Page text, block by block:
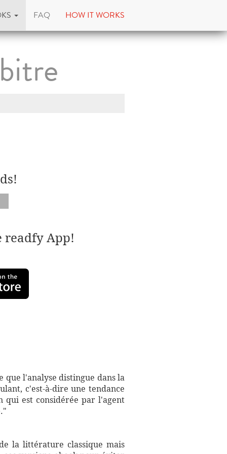
FAQ HOW IT WORKS
readfy App!
l'analyse distingue dans la
c'est-à-dire une tendance
qui est considérée par l'agent
la littérature classique mais